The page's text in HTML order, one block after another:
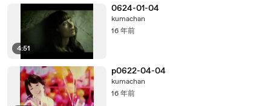
4:51
0624-01-04
kumachan
16 年前
p0622-04-04
kumachan
16 年前